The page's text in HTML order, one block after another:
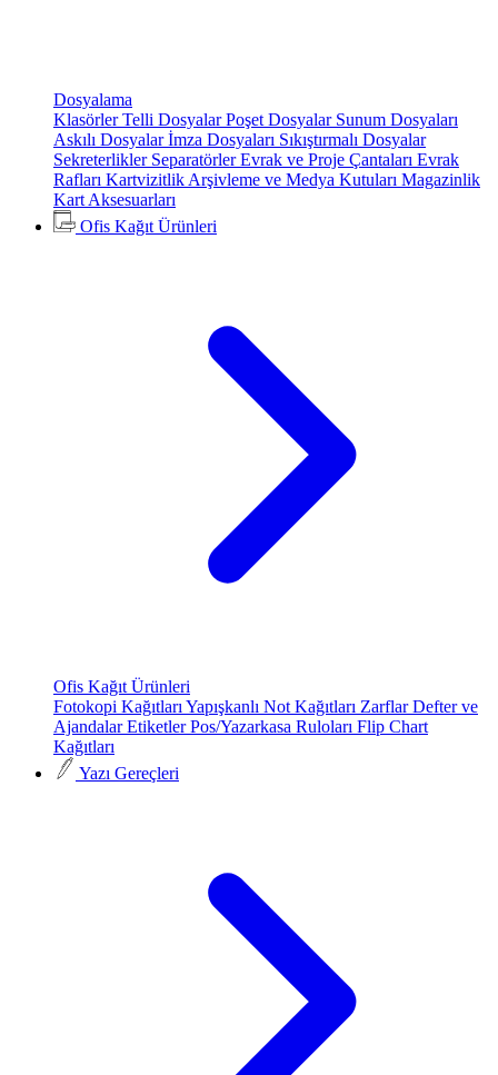
Dosyalama
KlasörlerTelli DosyalarPoşet Dosyalar Sunum Dosyaları
Askılı Dosyalarİmza Dosyaları Sıkıştırmalı Dosyalar
Sekreterlikler SeparatörlerEvrak ve Proje Çantaları Evrak
Rafları Kartvizitlik Arşivleme ve Medya Kutuları Magazinlik
Kart Aksesuarları
Ofis Kağıt Ürünleri
Ofis Kağıt Ürünleri
Fotokopi Kağıtları Yapışkanlı Not Kağıtları ZarflarDefter ve
AjandalarEtiketlerPos/Yazarkasa Ruloları Flip Chart
Kağıtları
Yazı Gereçleri